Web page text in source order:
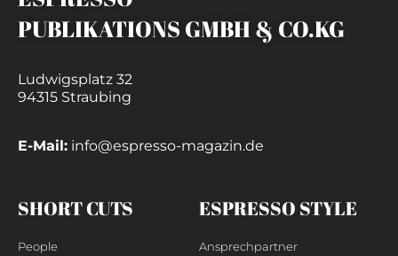
PUBLIKATIONS GMBH & CO.KG
Ludwigsplatz 32
94315 Straubing
E-Mail: info@espresso-magazin.de
SHORT CUTS
People
ESPRESSO STYLE
Ansprechpartner